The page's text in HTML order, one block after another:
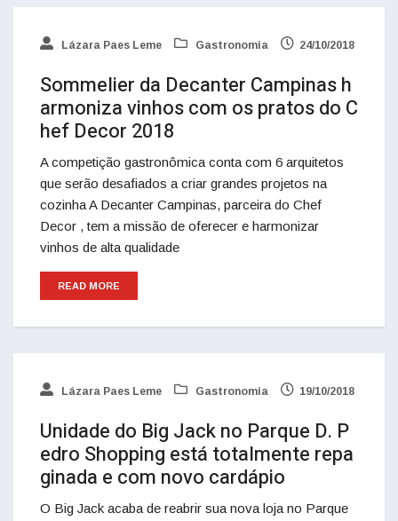
Lázara Paes Leme Gastronomia 24/10/2018
Sommelier da Decanter Campinas h
armoniza vinhos com os pratos do C
hef Decor 2018
A competição gastronômica conta com 6 arquitetos
que serão desafiados a criar grandes projetos na
cozinha A Decanter Campinas, parceira do Chef
Decor , tem a missão de oferecer e harmonizar
vinhos de alta qualidade
READ MORE
Lázara Paes Leme Gastronomia 19/10/2018
Unidade do Big Jack no Parque D. P
edro Shopping está totalmente repa
ginada e com novo cardápio
O Big Jack acaba de reabrir sua nova loja no Parque